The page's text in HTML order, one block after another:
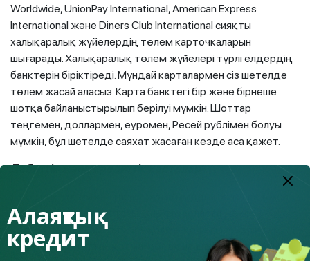
Worldwide, UnionPay International, American Express
International және Diners Club International сияқты
халықаралық жүйелердің төлем карточкаларын
шығарады. Халықаралық төлем жүйелері түрлі елдердің
банктерін біріктіреді. Мұндай карталармен сіз шетелде
төлем жасай аласыз. Карта банктегі бір және бірнеше
шотқа байланыстырылып берілуі мүмкін. Шоттар
теңгемен, доллармен, еуромен, Ресей рублімен болуы
мүмкін, бұл шетелде саяхат жасаған кезде аса қажет.
Дебеттік және кредиттік карталар
байланысты банк картасы. Оны тауарларға және
көрсетілетін қызметтерге қолма-қол ақшасыз төлем
жасау, банкоматтан қолма-қол ақша алу, ақша аударымы
Алаяқтық
кредит